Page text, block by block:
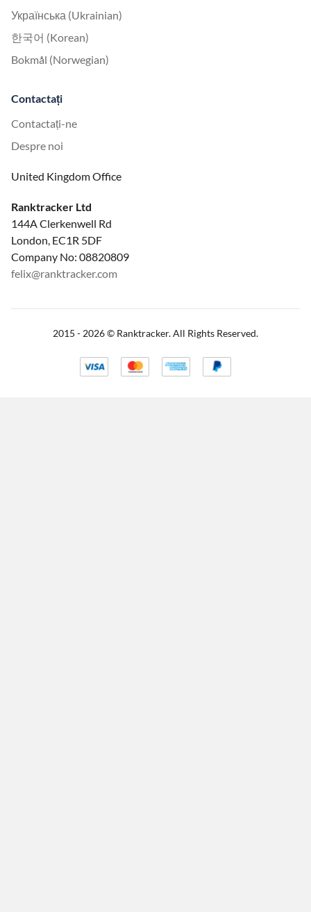
Українська (Ukrainian)
한국어 (Korean)
Bokmål (Norwegian)
Contactați
Contactați-ne
Despre noi
United Kingdom Office
Ranktracker Ltd
144A Clerkenwell Rd
London, EC1R 5DF
Company No: 08820809
felix@ranktracker.com
2015 - 2026© Ranktracker. All Rights Reserved.